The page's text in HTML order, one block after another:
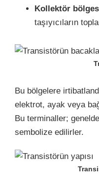
Kollektör
taşıyıcıların
Bu bölgelere
elektrot, ayak veya
Bu terminaller;
sembolize edilirler.